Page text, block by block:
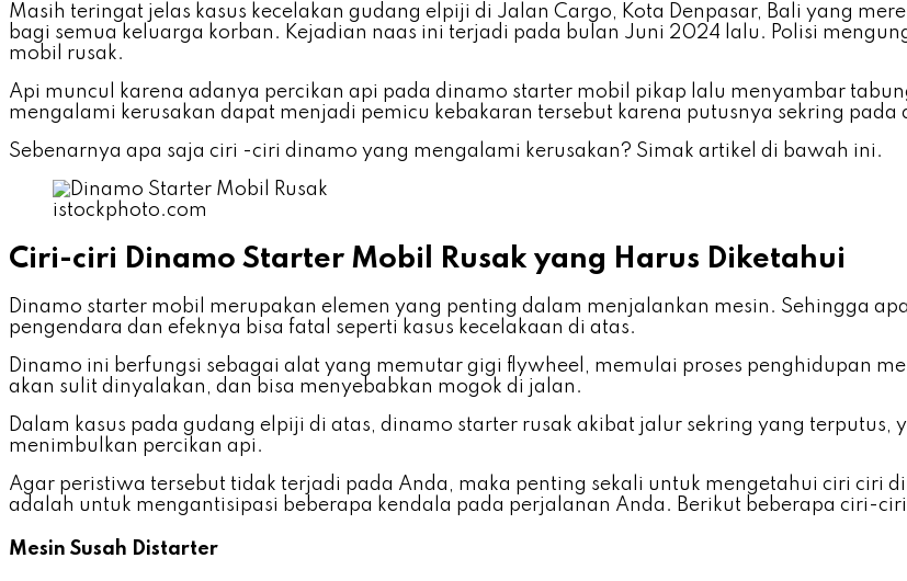
Masih teringat jelas kasus kecelakan gudang elpiji di Jalan Cargo, Kota Denpasar, Bali yang
bagi semua keluarga korban. Kejadian naas ini terjadi pada bulan Juni 2024 lalu. Polisi
mobil rusak.
Api muncul karena adanya percikan api pada dinamo starter mobil pikap lalu menyambar
mengalami kerusakan dapat menjadi pemicu kebakaran tersebut karena putusnya sekring
Sebenarnya apa saja ciri -ciri dinamo yang mengalami kerusakan? Simak artikel di bawah ini.
istockphoto.com
Ciri-ciri Dinamo Starter Mobil Rusak yang Harus Diketahui
Dinamo starter mobil merupakan elemen yang penting dalam menjalankan mesin. Sehingga
pengendara dan efeknya bisa fatal seperti kasus kecelakaan di atas.
Dinamo ini berfungsi sebagai alat yang memutar gigi flywheel, memulai proses penghidupan
akan sulit dinyalakan, dan bisa menyebabkan mogok di jalan.
Dalam kasus pada gudang elpiji di atas, dinamo starter rusak akibat jalur sekring yang
menimbulkan percikan api.
Agar peristiwa tersebut tidak terjadi pada Anda, maka penting sekali untuk mengetahui ciri ciri
adalah untuk mengantisipasi beberapa kendala pada perjalanan Anda. Berikut beberapa ciri-
Mesin Susah Distarter